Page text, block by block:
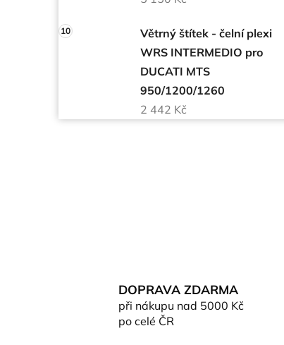
Větrný štítek - čelní plexi
WRS INTERMEDIO pro
DUCATI MTS
950/1200/1260
2 442 Kč
DOPRAVA ZDARMA
při nákupu nad 5000 Kč
po celé ČR